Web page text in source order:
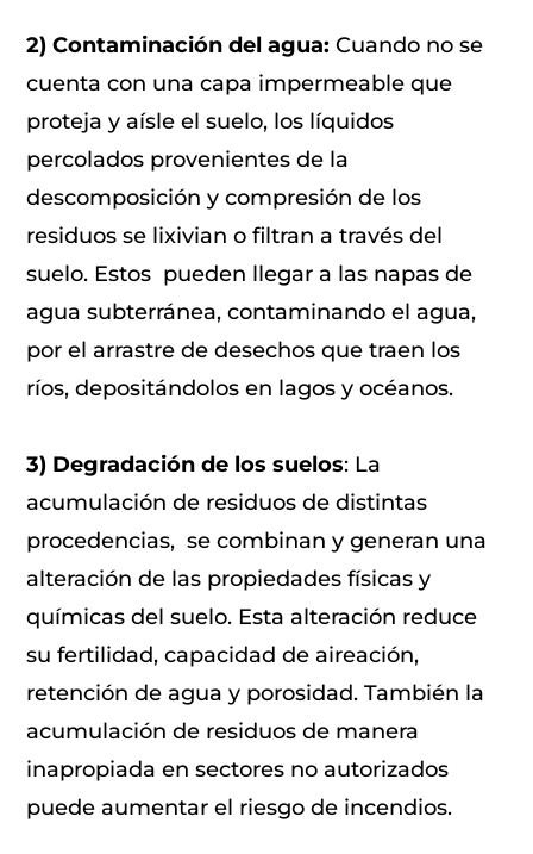
2) Contaminación del agua: Cuando no se
cuenta con una capa impermeable que
proteja y aísle el suelo, los líquidos
percolados provenientes de la
descomposición y compresión de los
residuos se lixivian o filtran a través del
suelo. Estos pueden llegar a las napas de
agua subterránea, contaminando el agua,
por el arrastre de desechos que traen los
ríos, depositándolos en lagos y océanos.
3) Degradación de los suelos: La
acumulación de residuos de distintas
procedencias, se combinan y generan una
alteración de las propiedades físicas y
químicas del suelo. Esta alteración reduce
su fertilidad, capacidad de aireación,
retención de agua y porosidad. También la
acumulación de residuos de manera
inapropiada en sectores no autorizados
puede aumentar el riesgo de incendios.